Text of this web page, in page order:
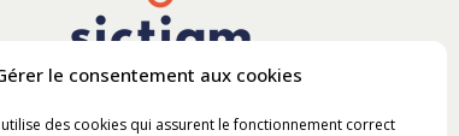
le consentement aux cookies
des cookies qui assurent le fonctionnement correct